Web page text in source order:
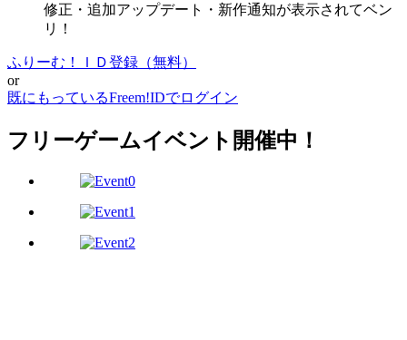
修正・追加アップデート・新作通知が表示されてベン
リ！
ふりーむ！ＩＤ登録（無料）
or
既にもっているFreem!IDでログイン
フリーゲームイベント開催中！